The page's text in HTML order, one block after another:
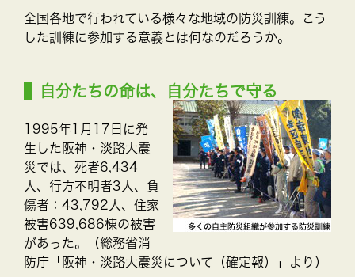
全国各地で行われている様々な地域の防災訓練。こう
した訓練に参加する意義とは何なのだろうか。
自分たちの命は、自分たちで守る
1995年1月17日に発
生した阪神・淡路大震
災では、死者6,434
人、行方不明者3人、負
傷者：43,792人、住家
被害639,686棟の被害
があった。（総務省消
防庁「阪神・淡路大震災について（確定報）」より）